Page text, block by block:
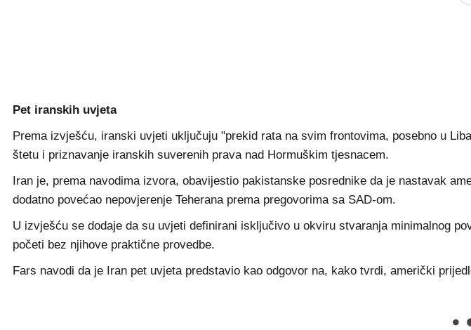
Pet iranskih uvjeta
Prema izvješću, iranski uvjeti uključuju "prekid rata na svim frontovima, posebno u
štetu i priznavanje iranskih suverenih prava nad Hormuškim tjesnacem.
Iran je, prema navodima izvora, obavijestio pakistanske posrednike da je nastavak
dodatno povećao nepovjerenje Teherana prema pregovorima sa SAD-om.
U izvješću se dodaje da su uvjeti definirani isključivo u okviru stvaranja minimalnog
početi bez njihove praktične provedbe.
Fars navodi da je Iran pet uvjeta predstavio kao odgovor na, kako tvrdi, američki